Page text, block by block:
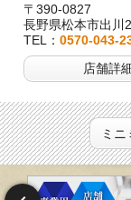
〒390-0827
長野県松本市出川
TEL：0570-043-
店舗詳
ミ